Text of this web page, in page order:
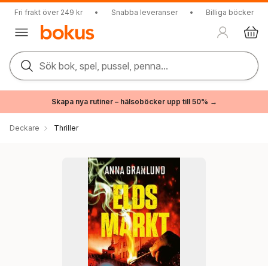
Fri frakt över 249 kr • Snabba leveranser • Billiga böcker
Sök bok, spel, pussel, penna...
Skapa nya rutiner – hälsoböcker upp till 50% →
Deckare Thriller